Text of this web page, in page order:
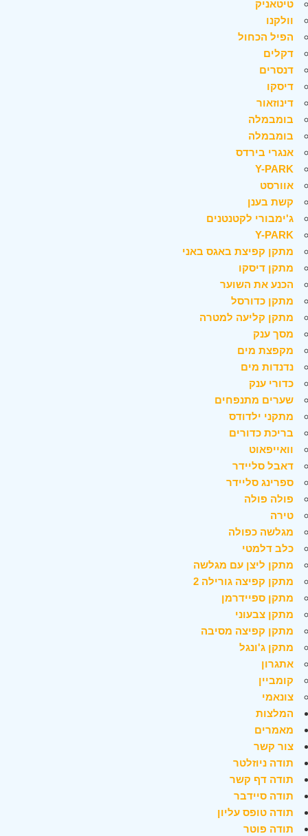
טיטאניק
וולקנו
הפיל הכחול
דקלים
דנסרים
דיסקו
דינוזאור
בומבמלה
בומבמלה
אנגרי בירדס
Y-PARK
אוורסט
קשת בענן
ג'ימבורי לקטנטנים
Y-PARK
מתקן קפיצת באגס באני
מתקן דיסקו
הכנע את השוער
מתקן כדורסל
מתקן קליעה למטרה
מסך ענק
מקפצת מים
נדנדות מים
כדורי ענק
שערים מתנפחים
מתקני ילדודס
בריכת כדורים
וואייפאוט
דאבל סליידר
ספרינג סליידר
פולה פולה
טירה
מגלשה כפולה
כלב דלמטי
מתקן ליצן עם מגלשה
מתקן קפיצה גורילה 2
מתקן ספיידרמן
מתקן צבעוני
מתקן קפיצה מסיבה
מתקן ג'ונגל
אתגרון
קומביין
צונאמי
המלצות
מאמרים
צור קשר
תודה ניוזלטר
תודה דף קשר
תודה סיידבר
תודה טופס עליון
תודה פוטר